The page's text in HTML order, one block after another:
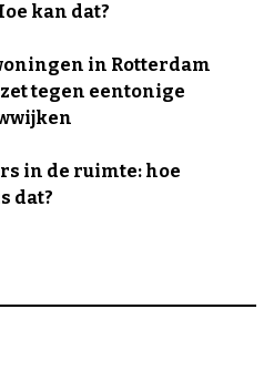
kan dat?
in Rotterdam
tegen eentonige
in de ruimte: hoe
dat?